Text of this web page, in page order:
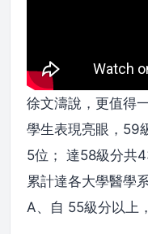
徐文濤說，更值得
學生表現亮眼，59
5位； 達58級分共
累計達各大學醫學
A、自 55級分以上